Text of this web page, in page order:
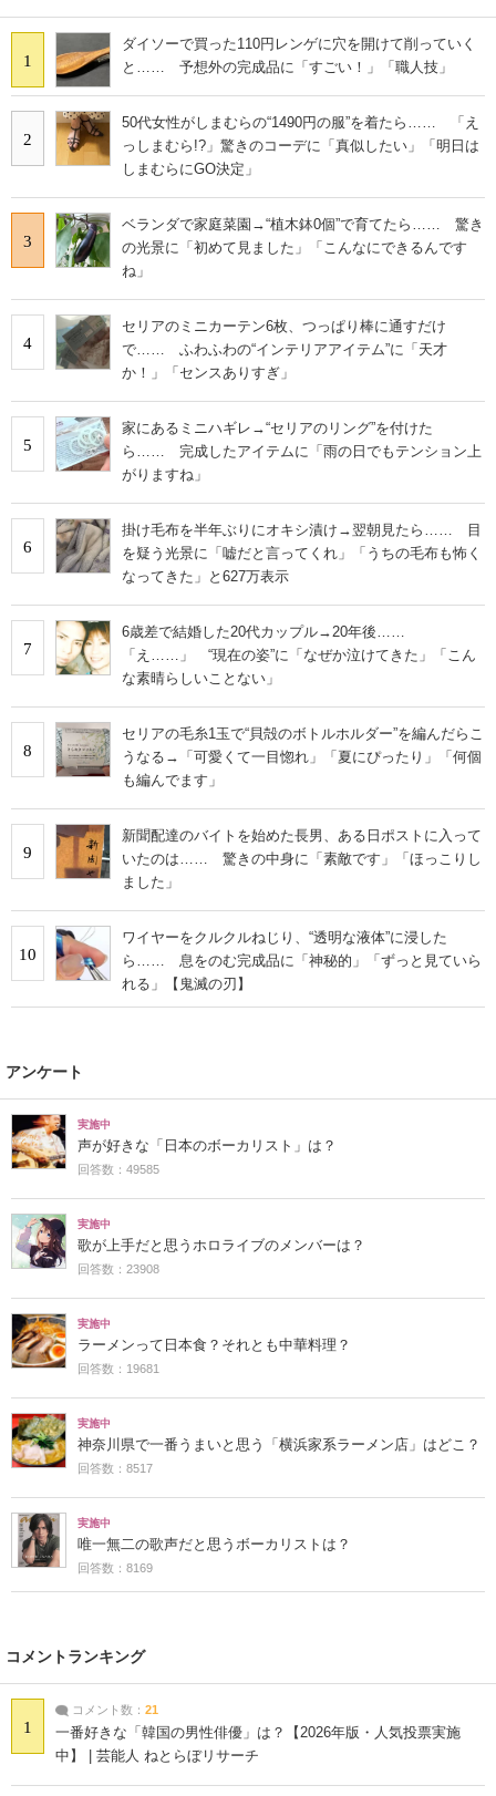
1
ダイソーで買った110円レンゲに穴を開けて削っていく
と…… 予想外の完成品に「すごい！」「職人技」
2
50代女性がしまむらの“1490円の服”を着たら…… 「え
っしまむら!?」驚きのコーデに「真似したい」「明日は
しまむらにGO決定」
3
ベランダで家庭菜園→“植木鉢0個”で育てたら…… 驚き
の光景に「初めて見ました」「こんなにできるんです
ね」
4
セリアのミニカーテン6枚、つっぱり棒に通すだけ
で…… ふわふわの“インテリアアイテム”に「天才
か！」「センスありすぎ」
5
家にあるミニハギレ→“セリアのリング”を付けた
ら…… 完成したアイテムに「雨の日でもテンション上
がりますね」
6
掛け毛布を半年ぶりにオキシ漬け→翌朝見たら…… 目
を疑う光景に「嘘だと言ってくれ」「うちの毛布も怖く
なってきた」と627万表示
7
6歳差で結婚した20代カップル→20年後……
「え……」 “現在の姿”に「なぜか泣けてきた」「こん
な素晴らしいことない」
8
セリアの毛糸1玉で“貝殻のボトルホルダー”を編んだらこ
うなる→「可愛くて一目惚れ」「夏にぴったり」「何個
も編んでます」
9
新聞配達のバイトを始めた長男、ある日ポストに入って
いたのは…… 驚きの中身に「素敵です」「ほっこりし
ました」
10
ワイヤーをクルクルねじり、“透明な液体”に浸した
ら…… 息をのむ完成品に「神秘的」「ずっと見ていら
れる」【鬼滅の刃】
アンケート
実施中
声が好きな「日本のボーカリスト」は？
回答数：49585
実施中
歌が上手だと思うホロライブのメンバーは？
回答数：23908
実施中
ラーメンって日本食？それとも中華料理？
回答数：19681
実施中
神奈川県で一番うまいと思う「横浜家系ラーメン店」はどこ？
回答数：8517
実施中
唯一無二の歌声だと思うボーカリストは？
回答数：8169
コメントランキング
1
コメント数： 21
一番好きな「韓国の男性俳優」は？【2026年版・人気投票実施
中】 | 芸能人 ねとらぼリサーチ